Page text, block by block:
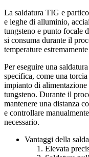
La saldatura TIG e
e leghe di alluminio,
tungsteno e punto focale
si consuma durante il
temperature
Per eseguire una
specifica, come una
impianto di
tungsteno. Durante il
mantenere una distanza
e controllare
necessario.
Vantaggi della
Elevata